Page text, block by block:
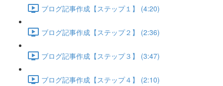
ブログ記事作成【ステップ１】 (4:20)
ブログ記事作成【ステップ２】 (2:36)
ブログ記事作成【ステップ３】 (3:47)
ブログ記事作成【ステップ４】 (2:10)